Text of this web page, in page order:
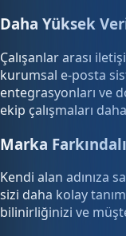
Daha Yüksek
Çalışanlar arası
kurumsal e-posta
entegrasyonları ve
ekip çalışmaları
Marka
Kendi alan adınıza
sizi daha kolay
bilinirliğinizi ve